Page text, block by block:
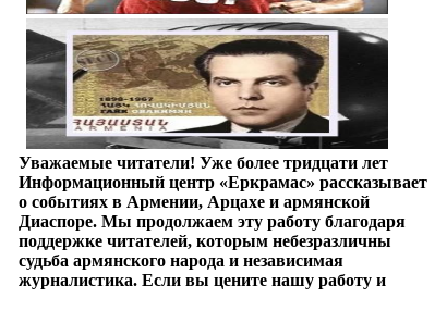
Уважаемые читатели! Уже более тридцати лет
Информационный центр «Еркрамас» рассказывает
о событиях в Армении, Арцахе и армянской
Диаспоре. Мы продолжаем эту работу благодаря
поддержке читателей, которым небезразличны
судьба армянского народа и независимая
журналистика. Если вы цените нашу работу и